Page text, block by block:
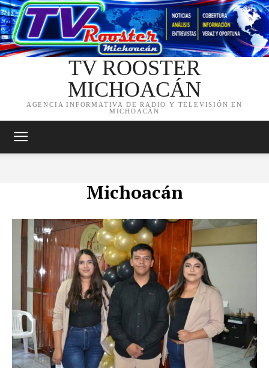
TV ROOSTER
MICHOACÁN
AGENCIA INFORMATIVA DE RADIO Y TELEVISIÓN EN
MICHOACÁN
Michoacán